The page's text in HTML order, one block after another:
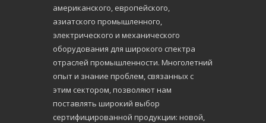
американского, европейского,
азиатского промышленного,
электрического и механического
оборудования для широкого спектра
отраслей промышленности. Многолетний
опыт и знание проблем, связанных с
этим сектором, позволяют нам
поставлять широкий выбор
сертифицированной продукции: новой,